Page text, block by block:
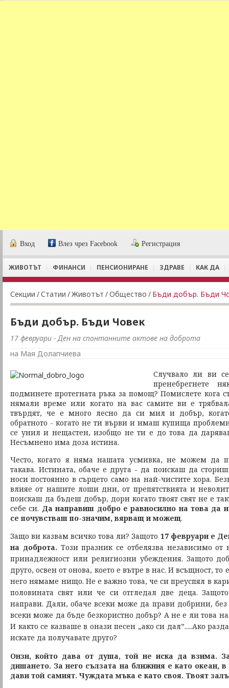
Вход Влез чрез Facebook Регистрация
ЖИВОТЪТ ФИНАНСИ ПЕНСИОНИРАНЕ ЗДРАВЕ КАК ДА
Секции /Статии /Животът /Общество / Бъди добър. Бъди
Бъди добър. Бъди Човек
17 февруари - Ден на спонтанните актове на доброта
на Мая Долапчиева
Случвало ли ви
пренебрегнете
подминете протегната ръка за помощ? Помислете кога
нямали време или когато на вас самите ви е
твърдят, че е много лесно да си мил и добър,
обратното - когато не ти върви и имаш купища
се унил и нещастен, изобщо не ти е до това да
Несъмнено има доза истина.
Често, когато я няма нашата усмивка, не можем да
такава. Истината, обаче е друга - да поискаш да
носи постоянно в сърцето само на най-чистите хора.
влияе от нашите лоши дни, от препятствията и
поискаш да бъдеш добър, дори когато твоят свят не е
себе си. Да направиш добро е равносилно на това да
се почувстваш по-значим, вярващ и можещ.
Защо ви казвам всичко това ли? Защото 17 февруари е
на доброта. Този празник се отбелязва независимо от
принадлежност или религиозни убеждения. Защото
друго, освен от онова, което е вътре в нас. И всъщност,
него нямаме нищо. Не е важно това, че си преуспял в
половината свят или че си отгледал две деца.
направи. Дали, обаче всеки може да прави добрини, без
всеки може да бъде безкористно добър? А не е ли това
И както се казваше в онази песен „ако си дал”.....Ако
искате да получавате друго?
Онзи, който дава от душа, той не иска да взима.
дишането. За него сълзата на ближния е като океан,
дави той самият. Чуждата мъка е като своя. Твоят